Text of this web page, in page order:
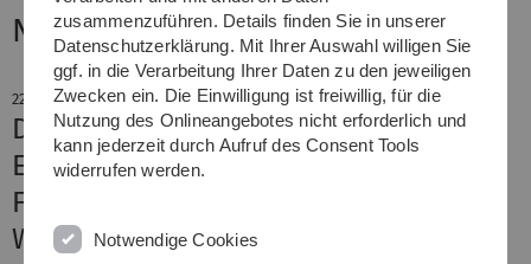
News
22. Dezember 2015
Diamanten ermöglichen detaillierte
Einblicke in den Körper
Fünf Millionen für die
Weiterentwicklung der
zusammenzuführen. Details finden Sie in unserer
Datenschutzerklärung. Mit Ihrer Auswahl willigen Sie
ggf. in die Verarbeitung Ihrer Daten zu den jeweiligen
Zwecken ein. Die Einwilligung ist freiwillig, für die
Nutzung des Onlineangebotes nicht erforderlich und
kann jederzeit durch Aufruf des Consent Tools
widerrufen werden.
Notwendige Cookies